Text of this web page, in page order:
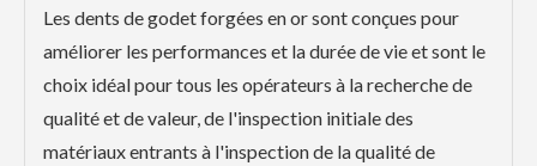
Les dents de godet forgées en or sont conçues pour
améliorer les performances et la durée de vie et sont le
choix idéal pour tous les opérateurs à la recherche de
qualité et de valeur, de l'inspection initiale des
matériaux entrants à l'inspection de la qualité de